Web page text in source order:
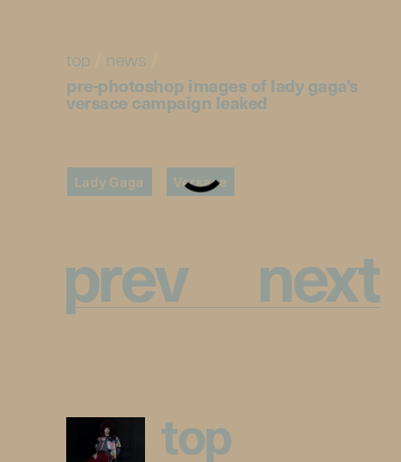
top news
pre-photoshop images of lady gaga's
versace campaign leaked
Lady Gaga Versace
prev next
top